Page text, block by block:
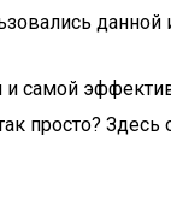
данной
и самой
просто? Здесь